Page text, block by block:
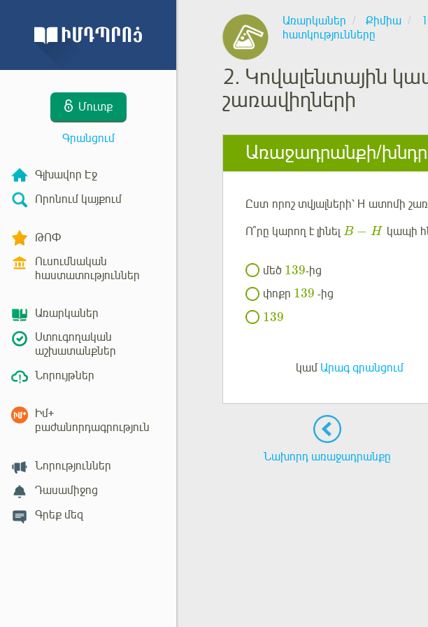
Մուտք
Գրանցում
Գլխավոր Էջ
Որոնում կայքում
ԹՈՓ
Ուսումնական
հաստատություններ
Առարկաներ
Ստուգողական
աշխատանքներ
Նորույթներ
Իմ+
բաժանորդագրություն
Նորություններ
Դասամիջոց
Գրեք մեզ
Առարկաներ Քիմիա
հատկությունները
2. Կովալենտային
շառավիղների
Առաջադրանքի/
Ըստ որոշ տվյալների՝ H ատոմի
Ո՞րը կարող է լինել B − H կապի
մեծ 139-ից
փոքր 139 -ից
139
կամ Արագ գրանցում
Նախորդ առաջադրանքը